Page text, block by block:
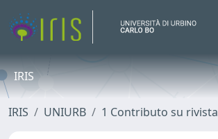
IRIS
IRIS UNIURB 1 Contributo su rivista